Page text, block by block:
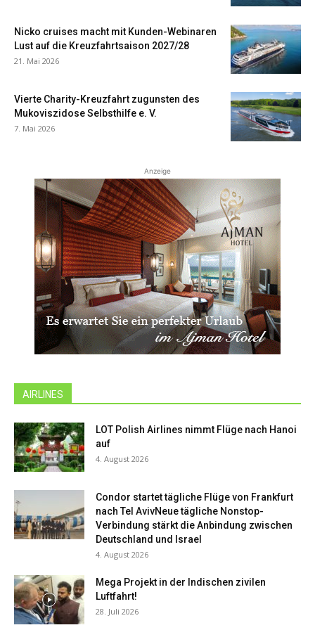
Nicko cruises macht mit Kunden-Webinaren
Lust auf die Kreuzfahrtsaison 2027/28
21. Mai 2026
Vierte Charity-Kreuzfahrt zugunsten des
Mukoviszidose Selbsthilfe e. V.
7. Mai 2026
Anzeige
AIRLINES
LOT Polish Airlines nimmt Flüge nach Hanoi
auf
4. August 2026
Condor startet tägliche Flüge von Frankfurt
nach Tel AvivNeue tägliche Nonstop-
Verbindung stärkt die Anbindung zwischen
Deutschland und Israel
4. August 2026
Mega Projekt in der Indischen zivilen
Luftfahrt!
28. Juli 2026